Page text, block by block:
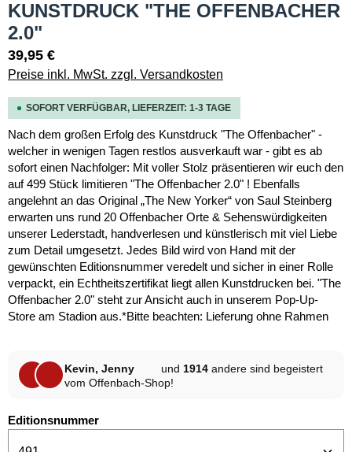
KUNSTDRUCK "THE OFFENBACHER
2.0"
39,95 €
Preise inkl. MwSt. zzgl. Versandkosten
SOFORT VERFÜGBAR, LIEFERZEIT: 1-3 TAGE
Nach dem großen Erfolg des Kunstdruck "The Offenbacher" -
welcher in wenigen Tagen restlos ausverkauft war - gibt es ab
sofort einen Nachfolger: Mit voller Stolz präsentieren wir euch den
auf 499 Stück limitieren "The Offenbacher 2.0" ! Ebenfalls
angelehnt an das Original „The New Yorker“ von Saul Steinberg
erwarten uns rund 20 Offenbacher Orte & Sehenswürdigkeiten
unserer Lederstadt, handverlesen und künstlerisch mit viel Liebe
zum Detail umgesetzt. Jedes Bild wird von Hand mit der
gewünschten Editionsnummer veredelt und sicher in einer Rolle
verpackt, ein Echtheitszertifikat liegt allen Kunstdrucken bei. "The
Offenbacher 2.0" steht zur Ansicht auch in unserem Pop-Up-
Store am Stadion aus.*Bitte beachten: Lieferung ohne Rahmen
Kevin, Jenny und 1914 andere sind begeistert
vom Offenbach-Shop!
Editionsnummerauswählen